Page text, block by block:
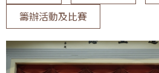
籌辦活動及比賽